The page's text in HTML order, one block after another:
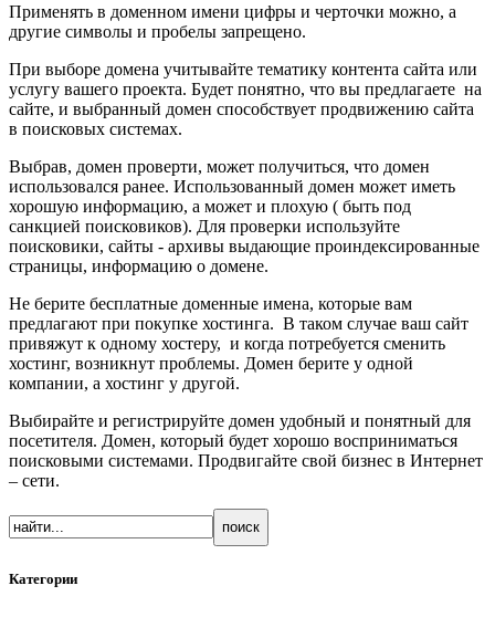
Применять в доменном имени цифры и черточки можно, а
другие символы и пробелы запрещено.
При выборе домена учитывайте тематику контента сайта или
услугу вашего проекта. Будет понятно, что вы предлагаете на
сайте, и выбранный домен способствует продвижению сайта
в поисковых системах.
Выбрав, домен проверти, может получиться, что домен
использовался ранее. Использованный домен может иметь
хорошую информацию, а может и плохую ( быть под
санкцией поисковиков). Для проверки используйте
поисковики, сайты - архивы выдающие проиндексированные
страницы, информацию о домене.
Не берите бесплатные доменные имена, которые вам
предлагают при покупке хостинга. В таком случае ваш сайт
привяжут к одному хостеру, и когда потребуется сменить
хостинг, возникнут проблемы. Домен берите у одной
компании, а хостинг у другой.
Выбирайте и регистрируйте домен удобный и понятный для
посетителя. Домен, который будет хорошо восприниматься
поисковыми системами. Продвигайте свой бизнес в Интернет
– сети.
Категории